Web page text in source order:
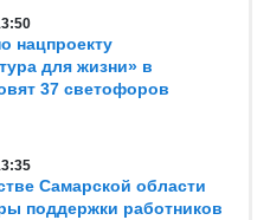
нацпроекту
для жизни» в
37 светофоров
Самарской области
поддержки работников